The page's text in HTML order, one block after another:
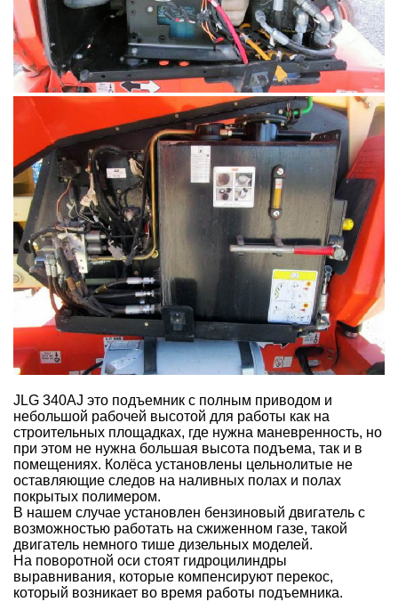
JLG 340AJ это подъемник с полным приводом и
небольшой рабочей высотой для работы как на
строительных площадках, где нужна маневренность, но
при этом не нужна большая высота подъема, так и в
помещениях. Колёса установлены цельнолитые не
оставляющие следов на наливных полах и полах
покрытых полимером.
В нашем случае установлен бензиновый двигатель с
возможностью работать на сжиженном газе, такой
двигатель немного тише дизельных моделей.
На поворотной оси стоят гидроцилиндры
выравнивания, которые компенсируют перекос,
который возникает во время работы подъемника.